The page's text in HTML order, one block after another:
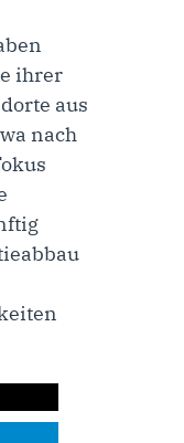
ihrer
aus
nach